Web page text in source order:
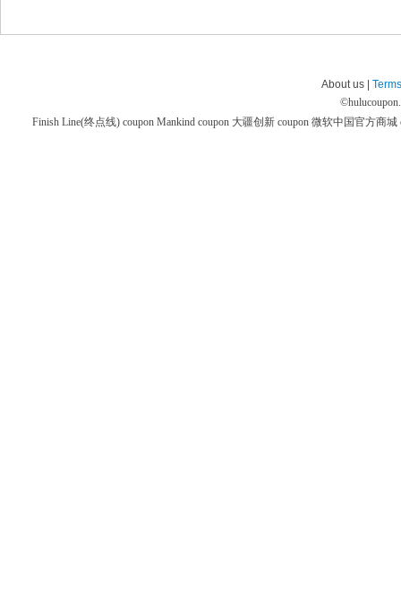
About us |
©
Finish Line(终点线) coupon Mankind coupon 大疆创新 coupon 微软中国官方商城